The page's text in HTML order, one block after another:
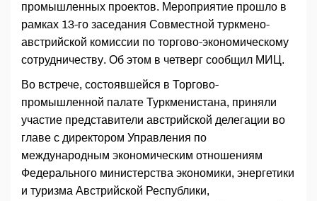
промышленных проектов. Мероприятие прошло в
рамках 13-го заседания Совместной туркмено-
австрийской комиссии по торгово-экономическому
сотрудничеству. Об этом в четверг сообщил МИЦ.
Во встрече, состоявшейся в Торгово-
промышленной палате Туркменистана, приняли
участие представители австрийской делегации во
главе с директором Управления по
международным экономическим отношениям
Федерального министерства экономики, энергетики
и туризма Австрийской Республики,